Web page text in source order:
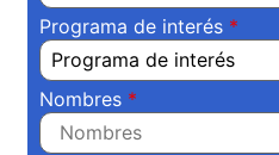
Programa de interés
Nombres